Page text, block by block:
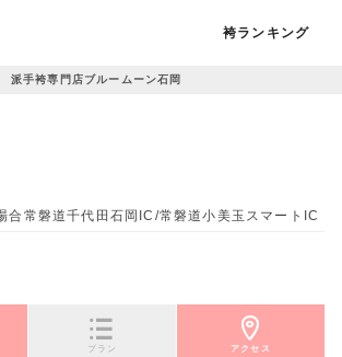
袴ランキング
派手袴専門店ブルームーン石岡
常磐道千代田石岡IC/常磐道小美玉スマートIC
プラン アクセス